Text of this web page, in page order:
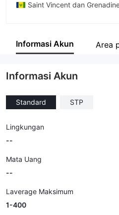
Saint Vincent dan
Nama perusahaan
Informasi Akun Area
Informasi Akun
Standard STP
Lingkungan
--
Mata Uang
--
Laverage Maksimum
1-400